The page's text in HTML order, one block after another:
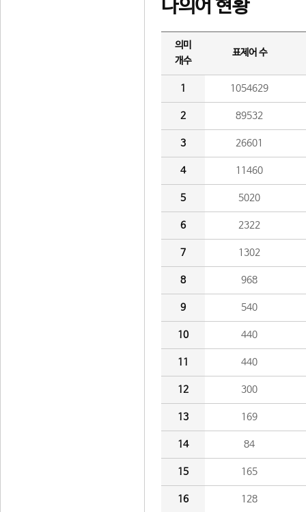
다의어 현황
의미
개수
표제어 수
1 1054629
2 89532
3 26601
4 11460
5 5020
6 2322
7 1302
8 968
9 540
10 440
11 440
12 300
13 169
14 84
15 165
16 128